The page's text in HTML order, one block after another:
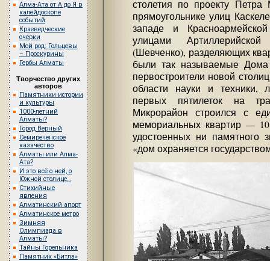
Алма-Ата от А до Я в
калейдоскопе
событий
Краеведческие
очерки
Мой род: Гольцевы
– Проскурины
Гербы Алматы
Творчество других
авторов
Памятники истории
и культуры
1000-летний
Алматы?
Город Верный
Семиреченское
казачество
Алматы или Алма-
Ата?
И это всё о ней, о
Южной столице…
Стихийные
явления
Алматинский апорт
Алматинское метро
Зимняя
Олимпиада в
Алматы?
Тайны Горельника
Памятник «Битлз»
столетия по проекту Петра
прямоугольнике улиц
западе и
улицами
(Шевченко), разделяющих
были так называемые Дома
первостроители новой
области науки и техники,
первых пятилеток на
Микрорайон строился с
мемориальных квартир —
удостоенных ни памятного
«дом охраняется